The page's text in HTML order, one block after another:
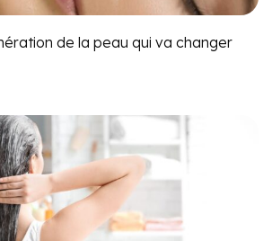
de la peau qui va changer